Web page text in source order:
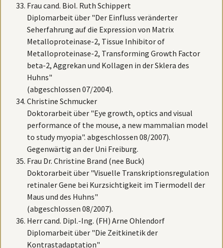
Frau cand. Biol. Ruth Schippert
Diplomarbeit über "Der Einfluss veränderter
Seherfahrung auf die Expression von Matrix
Metalloproteinase-2, Tissue Inhibitor of
Metalloproteinase-2, Transforming Growth Factor
beta-2, Aggrekan und Kollagen in der Sklera des
Huhns"
(abgeschlossen 07/2004).
Christine Schmucker
Doktorarbeit über "Eye growth, optics and visual
performance of the mouse, a new mammalian model
to study myopia". abgeschlossen 08/2007).
Gegenwärtig an der Uni Freiburg.
Frau Dr. Christine Brand (nee Buck)
Doktorarbeit über "Visuelle Transkriptionsregulation
retinaler Gene bei Kurzsichtigkeit im Tiermodell der
Maus und des Huhns"
(abgeschlossen 08/2007).
Herr cand. Dipl.-Ing. (FH) Arne Ohlendorf
Diplomarbeit über "Die Zeitkinetik der
Kontrastadaptation"